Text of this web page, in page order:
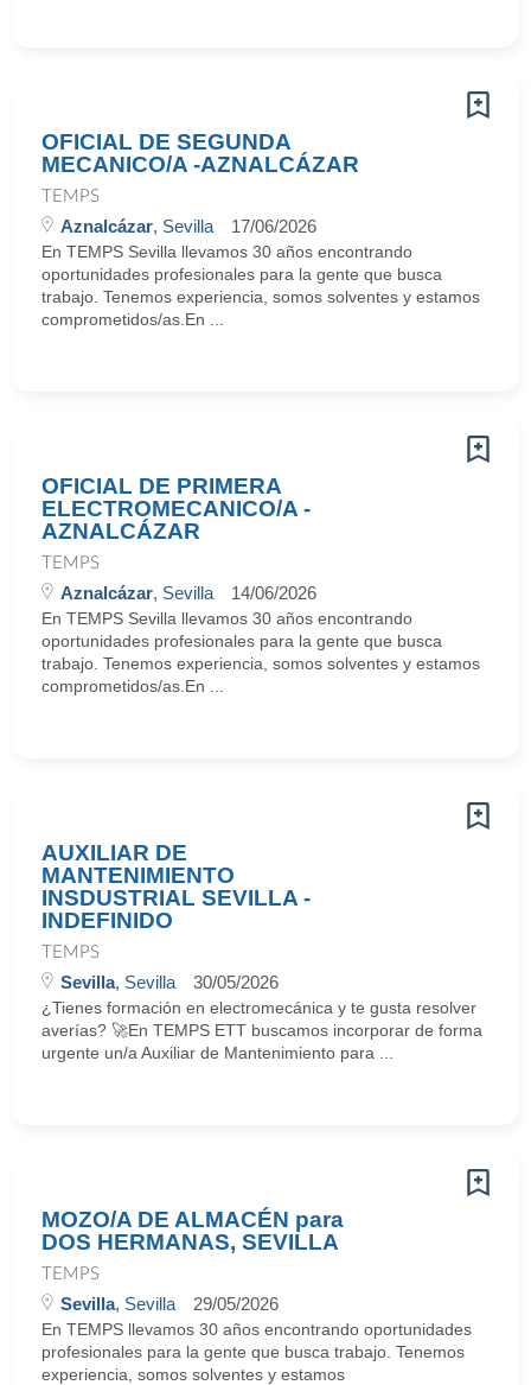
OFICIAL DE SEGUNDA
MECANICO/A -AZNALCÁZAR
TEMPS
Aznalcázar, Sevilla 17/06/2026
En TEMPS Sevilla llevamos 30 años encontrando
oportunidades profesionales para la gente que busca
trabajo. Tenemos experiencia, somos solventes y estamos
comprometidos/as.En ...
OFICIAL DE PRIMERA
ELECTROMECANICO/A -
AZNALCÁZAR
TEMPS
Aznalcázar, Sevilla 14/06/2026
En TEMPS Sevilla llevamos 30 años encontrando
oportunidades profesionales para la gente que busca
trabajo. Tenemos experiencia, somos solventes y estamos
comprometidos/as.En ...
AUXILIAR DE
MANTENIMIENTO
INSDUSTRIAL SEVILLA -
INDEFINIDO
TEMPS
Sevilla, Sevilla 30/05/2026
¿Tienes formación en electromecánica y te gusta resolver
averías? 🚀En TEMPS ETT buscamos incorporar de forma
urgente un/a Auxiliar de Mantenimiento para ...
MOZO/A DE ALMACÉN para
DOS HERMANAS, SEVILLA
TEMPS
Sevilla, Sevilla 29/05/2026
En TEMPS llevamos 30 años encontrando oportunidades
profesionales para la gente que busca trabajo. Tenemos
experiencia, somos solventes y estamos